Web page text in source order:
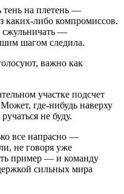
тень на плетень —
каких-либо компромиссов.
сжульничать —
шагом следила.
важно как
участке подсчет
где-нибудь наверху
не буду.
все напрасно —
не говоря уже
пример — и команду
сильных мира